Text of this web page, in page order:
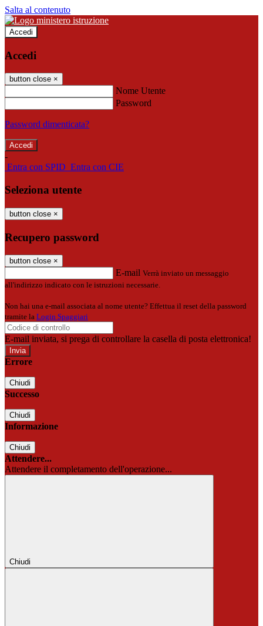
Salta al contenuto
Accedi
Accedi
button close ×
Nome Utente
Password
Password dimenticata?
-
Entra con SPID Entra con CIE
Seleziona utente
button close ×
Recupero password
button close ×
E-mail Verrà inviato un messaggio
all'indirizzo indicato con le istruzioni necessarie.
Non hai una e-mail associata al nome utente? Effettua il reset della password
tramite la Login Spaggiari
E-mail inviata, si prega di controllare la casella di posta elettronica!
Errore
Chiudi
Successo
Chiudi
Informazione
Chiudi
Attendere...
Attendere il completamento dell'operazione...
Chiudi